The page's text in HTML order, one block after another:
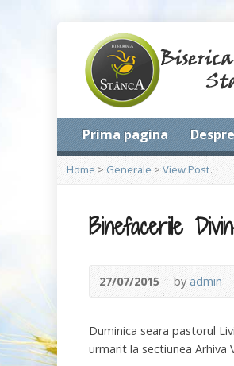
Prima pagina
Home > Generale >View Post
Binefacerile
27/07/2015 byadmin
Duminica seara pastorul
urmarit la sectiunea Arhiva